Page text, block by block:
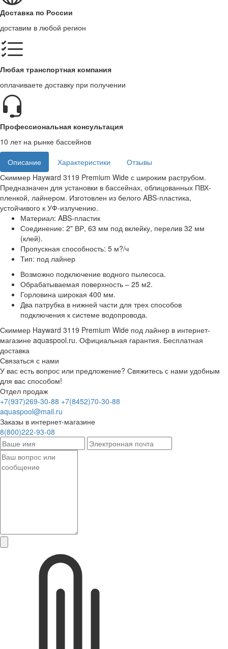
Доставка по России
доставим в любой регион
Любая транспортная компания
оплачиваете доставку при получении
Профессиональная консультация
10 лет на рынке бассейнов
Описание
Характеристики
Отзывы
Скиммер Hayward 3119 Premium Wide с широким раструбом.
Предназначен для установки в бассейнах, облицованных ПВХ-
пленкой, лайнером. Изготовлен из белого ABS-пластика,
устойчивого к УФ-излучению.
Материал: ABS-пластик
Соединение: 2" ВР, 63 мм под вклейку, перелив 32 мм
(клей).
Пропускная способность: 5 м?/ч
Тип: под лайнер
Возможно подключение водного пылесоса.
Обрабатываемая поверхность – 25 м2.
Горловина широкая 400 мм.
Два патрубка в нижней части для трех способов
подключения к системе водопровода.
Скиммер Hayward 3119 Premium Wide под лайнер в интернет-
магазине aquaspool.ru. Официальная гарантия. Бесплатная
доставка
Связаться с нами
У вас есть вопрос или предложение? Свяжитесь с нами удобным
для вас способом!
Отдел продаж
+7(937)269-30-88 +7(8452)70-30-88
aquaspool@mail.ru
Заказы в интернет-магазине
8(800)222-93-08